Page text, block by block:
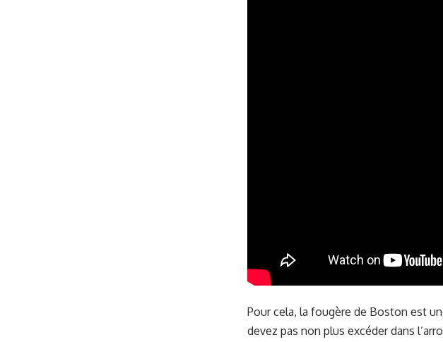
Pour cela, la fougère de Boston est
devez pas non plus excéder dans